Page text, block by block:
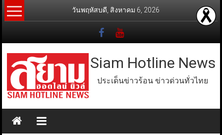
Skip
to
วันพฤหัสบดี, สิงหาคม 6, 2026
Siam Hotline News
ประเด็นข่าวร้อน ข่าวด่วนทั่วไทย